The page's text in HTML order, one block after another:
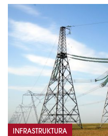
INFRASTRUKTURA